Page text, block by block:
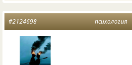
психология
#2124698